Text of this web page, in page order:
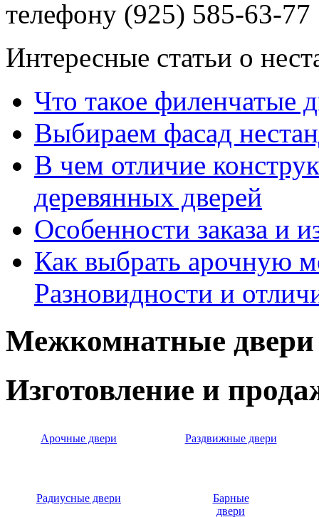
телефону (925) 585-63-77
Интересные статьи о
Что такое филенчатые
Выбираем фасад
В чем отличие
деревянных дверей
Особенности заказа и
Как выбрать арочную
Разновидности и
Межкомнатные двери
Изготовление и
Арочные двери Раздвижные двери
Радиусные двери
Барные
двери